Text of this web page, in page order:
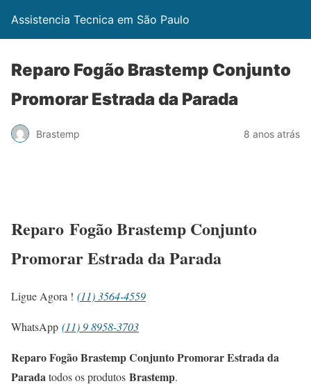
Assistencia Tecnica em São Paulo
Reparo Fogão Brastemp Conjunto
Promorar Estrada da Parada
Brastemp 8 anos atrás
Reparo Fogão Brastemp Conjunto
Promorar Estrada da Parada
Ligue Agora ! (11) 3564-4559
WhatsApp (11) 9 8958-3703
Reparo Fogão Brastemp Conjunto Promorar Estrada da
Paradatodos os produtos Brastemp.